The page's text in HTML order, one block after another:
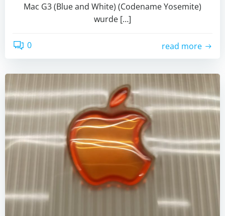
Mac G3 (Blue and White) (Codename Yosemite)
wurde […]
0 read more